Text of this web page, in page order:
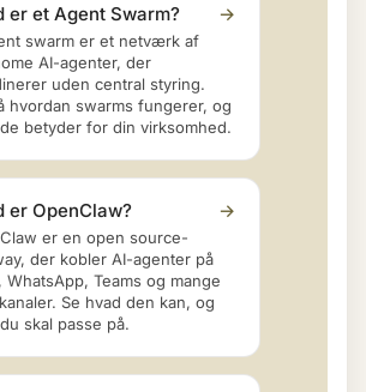
er et Agent Swarm? →
swarm er et netværk af
AI-agenter, der
uden central styring.
hvordan swarms fungerer, og
betyder for din virksomhed.
er OpenClaw? →
er en open source-
der kobler AI-agenter på
WhatsApp, Teams og mange
Se hvad den kan, og
skal passe på.